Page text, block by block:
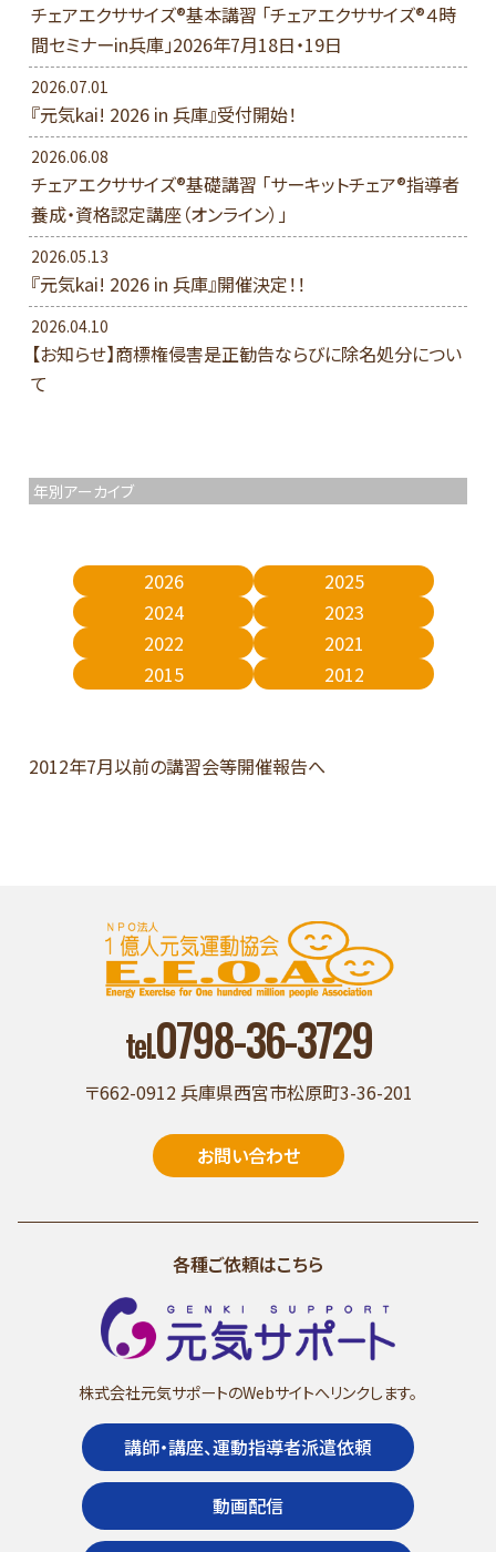
チェアエクササイズ®基本講習 「チェアエクササイズ®４時
間セミナーin兵庫」2026年7月18日・19日
2026.07.01
『元気kai! 2026 in 兵庫』受付開始！
2026.06.08
チェアエクササイズ®基礎講習 「サーキットチェア®指導者
養成・資格認定講座（オンライン）」
2026.05.13
『元気kai! 2026 in 兵庫』開催決定！！
2026.04.10
【お知らせ】商標権侵害是正勧告ならびに除名処分につい
て
年別アーカイブ
2026
2025
2024
2023
2022
2021
2015
2012
2012年7月以前の講習会等開催報告へ
tel.0798-36-3729
〒662-0912 兵庫県西宮市松原町3-36-201
お問い合わせ
各種ご依頼はこちら
株式会社元気サポートのWebサイトへリンクします。
講師・講座、運動指導者派遣依頼
動画配信